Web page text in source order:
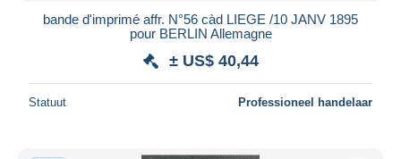
bande d'imprimé affr. N°56 càd LIEGE /10 JANV 1895
pour BERLIN Allemagne
± US$ 40,44
Statuut Professioneel handelaar